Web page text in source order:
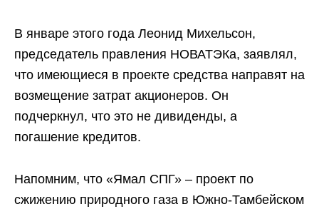
В январе этого года Леонид Михельсон,
председатель правления НОВАТЭКа, заявлял,
что имеющиеся в проекте средства направят на
возмещение затрат акционеров. Он
подчеркнул, что это не дивиденды, а
погашение кредитов.
Напомним, что «Ямал СПГ» – проект по
сжижению природного газа в Южно-Тамбейском